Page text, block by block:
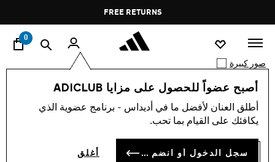
Pause
promotion
rotation
FREE RETURNS
0
أصبح عضواً للحصول على مزايا ADICLUB
أطلق العنان لأفضل ما في أديداس - برنامج عضوية الذي
يكافئك على القيام بما تحب.
سجل الدخول أو انضم الآن أغلق
صور كبيرة
TOP PICKS FOR YOU